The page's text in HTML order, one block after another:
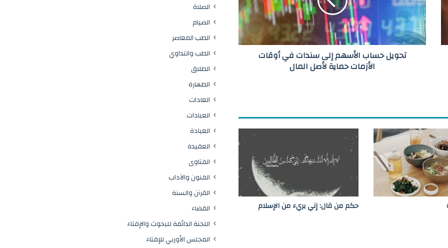
ح
س
ا
ب
إ
ل
ى
س
ن
د
ا
ت
تحويل حساب الأسهم إلى سندات في أوقات
الأزمات حماية لأصل المال
حكم من قال: إني بريء من الإسلام
الصلاة
الصيام
الطب المعاصر
الطب والتداوي
الطلاق
الطهارة
العادات
العبادات
العبادة
العقيدة
الفتاوى
الفنون والآداب
القرآن والسنة
القضاء
اللجنة الدائمة للبحوث والإفتاء
المجلس الأوربي للإفتاء